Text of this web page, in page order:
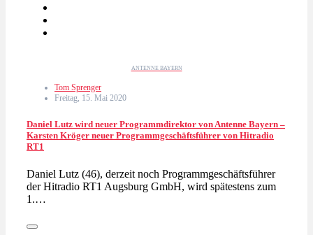
ANTENNE BAYERN
Tom Sprenger
Freitag, 15. Mai 2020
Daniel Lutz wird neuer Programmdirektor von Antenne Bayern –
Karsten Kröger neuer Programmgeschäftsführer von Hitradio
RT1
Daniel Lutz (46), derzeit noch Programmgeschäftsführer
der Hitradio RT1 Augsburg GmbH, wird spätestens zum
1.…